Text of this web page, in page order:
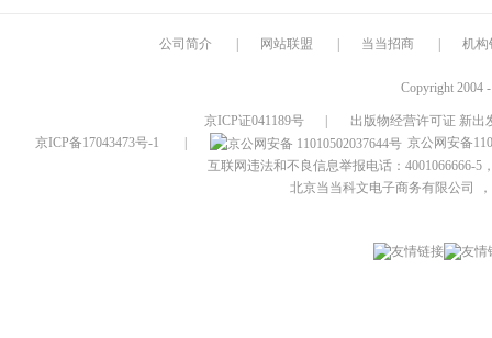
公司简介 网站联盟 当当招商 机构
Copyright 2004
京ICP证041189号
出版物经营许可证 新出
京ICP备17043473号-1
京公网安备
互联网违法和不良信息举报电话：4001066666-5
北京当当科文电子商务有限公司